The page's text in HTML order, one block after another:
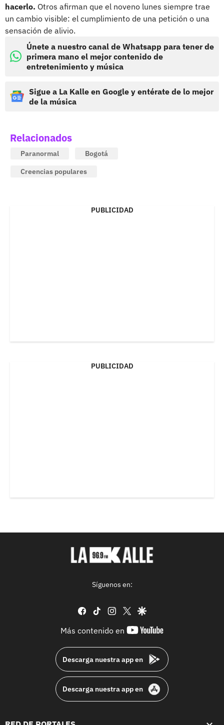
hacerlo. Otros afirman que el noveno lunes siempre trae
un cambio visible: el cumplimiento de una petición o una
sensación de alivio.
Únete a nuestro canal de Whatsapp para tener de
primera mano el mejor contenido de
entretenimiento y música
Sigue a La Kalle en Google y entérate de lo mejor
de la música
Relacionados
Paranormal
Bogotá
Creencias populares
PUBLICIDAD
PUBLICIDAD
Síguenos en:
facebook
tiktok instagram
twittergoogle
Más contenido en
youtube-
Descarga nuestra app en
Descarga nuestra app en